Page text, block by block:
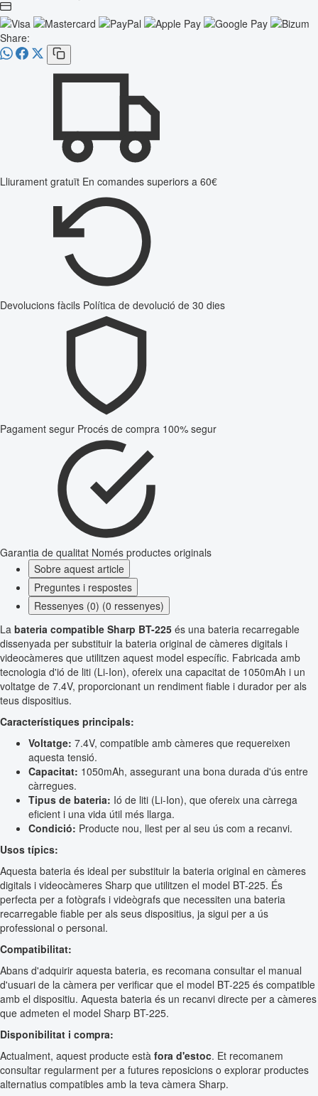
Share:
Lliurament gratuït En comandes superiors a 60€
Devolucions fàcils Política de devolució de 30 dies
Pagament segur Procés de compra 100% segur
Garantia de qualitat Només productes originals
Sobre aquest article
Preguntes i respostes
Ressenyes (0) (0 ressenyes)
La bateria compatible Sharp BT-225 és una bateria recarregable
dissenyada per substituir la bateria original de càmeres digitals i
videocàmeres que utilitzen aquest model específic. Fabricada amb
tecnologia d'ió de liti (Li-Ion), ofereix una capacitat de 1050mAh i un
voltatge de 7.4V, proporcionant un rendiment fiable i durador per als
teus dispositius.
Característiques principals:
Voltatge: 7.4V, compatible amb càmeres que requereixen
aquesta tensió.
Capacitat: 1050mAh, assegurant una bona durada d'ús entre
càrregues.
Tipus de bateria: Ió de liti (Li-Ion), que ofereix una càrrega
eficient i una vida útil més llarga.
Condició: Producte nou, llest per al seu ús com a recanvi.
Usos típics:
Aquesta bateria és ideal per substituir la bateria original en càmeres
digitals i videocàmeres Sharp que utilitzen el model BT-225. És
perfecta per a fotògrafs i videògrafs que necessiten una bateria
recarregable fiable per als seus dispositius, ja sigui per a ús
professional o personal.
Compatibilitat:
Abans d'adquirir aquesta bateria, es recomana consultar el manual
d'usuari de la càmera per verificar que el model BT-225 és compatible
amb el dispositiu. Aquesta bateria és un recanvi directe per a càmeres
que admeten el model Sharp BT-225.
Disponibilitat i compra:
Actualment, aquest producte està fora d'estoc. Et recomanem
consultar regularment per a futures reposicions o explorar productes
alternatius compatibles amb la teva càmera Sharp.